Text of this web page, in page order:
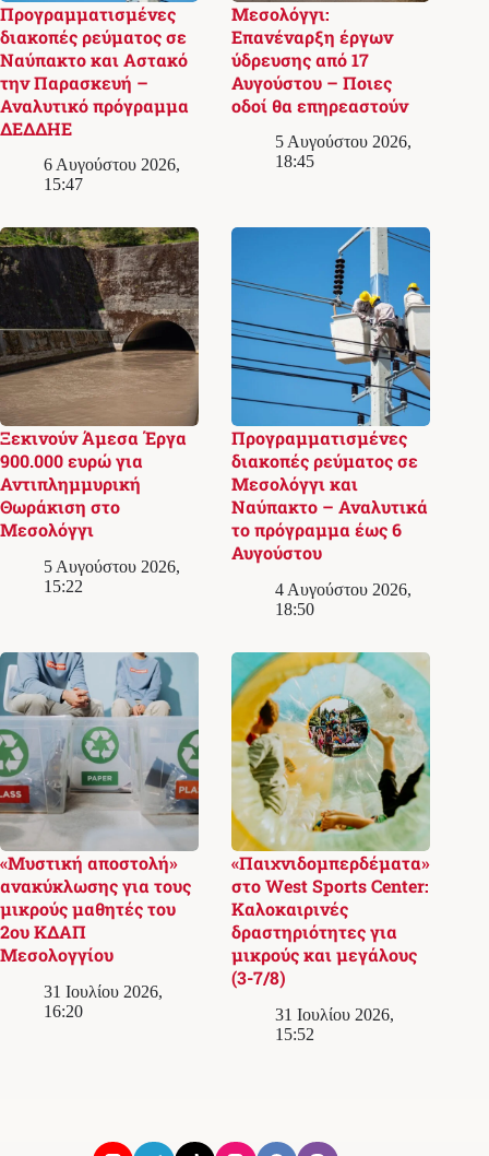
Προγραμματισμένες
διακοπές ρεύματος σε
Ναύπακτο και Αστακό
την Παρασκευή –
Αναλυτικό πρόγραμμα
ΔΕΔΔΗΕ
6 Αυγούστου 2026,
15:47
Μεσολόγγι:
Επανέναρξη έργων
ύδρευσης από 17
Αυγούστου – Ποιες
οδοί θα επηρεαστούν
5 Αυγούστου 2026,
18:45
Ξεκινούν Άμεσα Έργα
900.000 ευρώ για
Αντιπλημμυρική
Θωράκιση στο
Μεσολόγγι
5 Αυγούστου 2026,
15:22
Προγραμματισμένες
διακοπές ρεύματος σε
Μεσολόγγι και
Ναύπακτο – Αναλυτικά
το πρόγραμμα έως 6
Αυγούστου
4 Αυγούστου 2026,
18:50
«Μυστική αποστολή»
ανακύκλωσης για τους
μικρούς μαθητές του
2ου ΚΔΑΠ
Μεσολογγίου
31 Ιουλίου 2026,
16:20
«Παιχνιδομπερδέματα»
στο West Sports Center:
Καλοκαιρινές
δραστηριότητες για
μικρούς και μεγάλους
(3-7/8)
31 Ιουλίου 2026,
15:52